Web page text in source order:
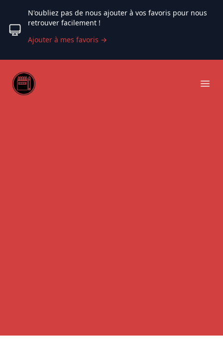
N'oubliez pas de nous ajouter à vos favoris pour nous
retrouver facilement !
Ajouter à mes favoris →
Web coloriage